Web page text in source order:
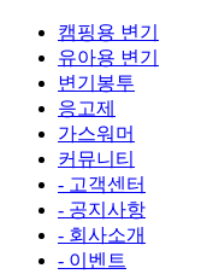
캠핑용 변기
유아용 변기
변기봉투
응고제
가스워머
커뮤니티
- 고객센터
- 공지사항
- 회사소개
- 이벤트